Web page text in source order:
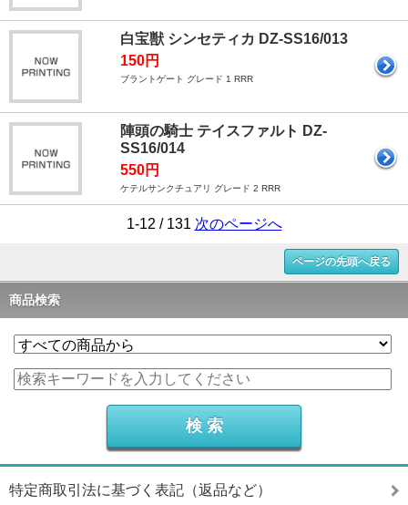
白宝獣 シンセティカ DZ-SS16/013
150円
ブラントゲート グレード 1 RRR
陣頭の騎士 テイスファルト DZ-
SS16/014
550円
ケテルサンクチュアリ グレード 2 RRR
1-12 / 131 次のページへ
ページの先頭へ戻る
商品検索
特定商取引法に基づく表記（返品など）